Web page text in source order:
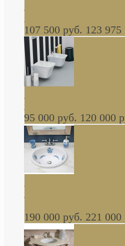
керамическая мойка
серая, черная,
107 500 руб. 123 975
навесное КОМПЛЕКТ
95 000 руб. 120 000
Decorated Bathroom
встраиваемая для
роза В НАЛИЧИИ
190 000 руб. 221 000